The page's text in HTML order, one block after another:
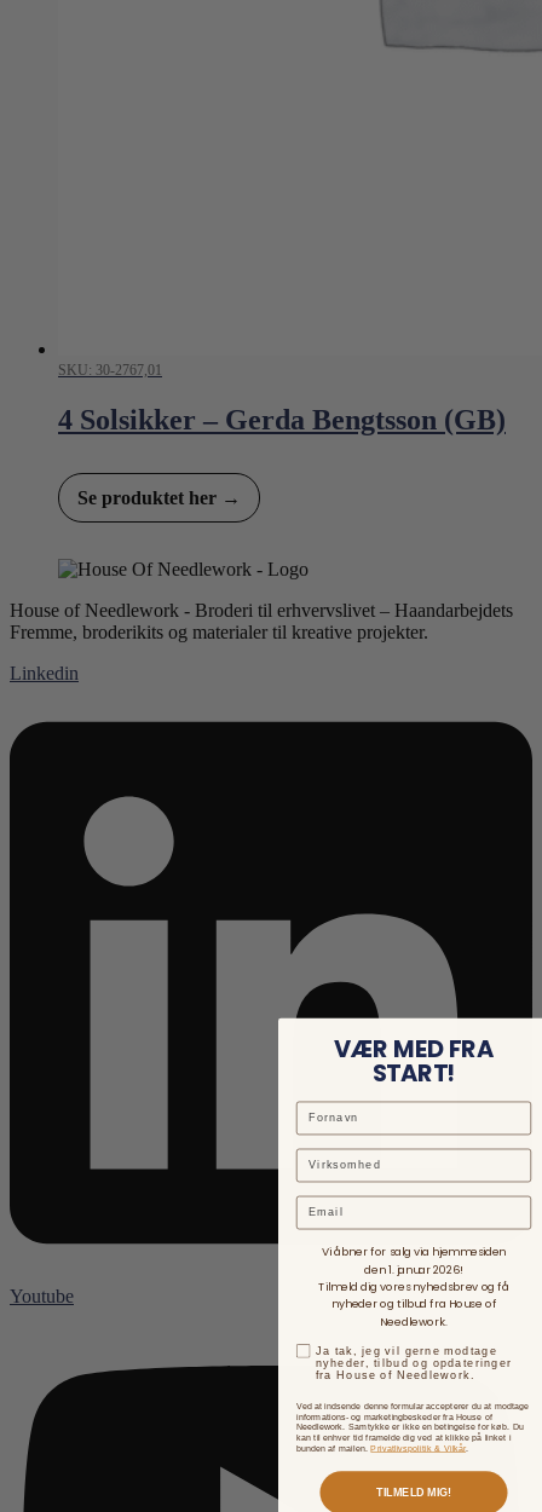
SKU: 30-2767,01
4 Solsikker – Gerda Bengtsson (GB)
Se produktet her →
House of Needlework - Broderi til erhvervslivet – Haandarbejdets
Fremme, broderikits og materialer til kreative projekter.
Linkedin
Youtube
VÆR MED FRA
START!
Email
Vi åbner for salg via hjemmesiden
den 1. januar 2026!
Tilmeld dig vores nyhedsbrev og få
nyheder og tilbud fra House of
Needlework.
Ja tak, jeg vil gerne modtage
nyheder, tilbud og opdateringer
fra House of Needlework.
Ved at indsende denne formular accepterer du at modtage
informations- og marketingbeskeder fra House of
Needlework. Samtykke er ikke en betingelse for køb. Du
kan til enhver tid framelde dig ved at klikke på linket i
bunden af mailen.Privatlivspolitik & Vilkår.
TILMELD MIG!